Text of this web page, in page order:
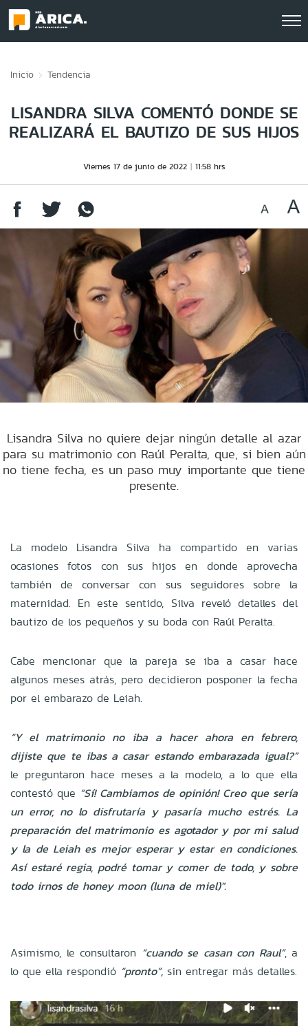
Inicio Tendencia
LISANDRA SILVA COMENTÓ DONDE SE
REALIZARÁ EL BAUTIZO DE SUS HIJOS
Viernes 17 de junio de 2022 11:58 hrs
Lisandra Silva no quiere dejar ningún detalle al azar
para su matrimonio con Raúl Peralta, que, si bien aún
no tiene fecha, es un paso muy importante que tiene
presente.
La modelo Lisandra Silva ha compartido en varias
ocasiones fotos con sus hijos en donde aprovecha
también de conversar con sus seguidores sobre la
maternidad. En este sentido, Silva reveló detalles del
bautizo de los pequeños y su boda con Raúl Peralta.
Cabe mencionar que la pareja se iba a casar hace
algunos meses atrás, pero decidieron posponer la fecha
por el embarazo de Leiah.
“Y el matrimonio no iba a hacer ahora en febrero,
dijiste que te ibas a casar estando embarazada igual?”
le preguntaron hace meses a la modelo, a lo que ella
contestó que “Sí! Cambiamos de opinión! Creo que sería
un error, no lo disfrutaría y pasaría mucho estrés. La
preparación del matrimonio es agotador y por mi salud
y la de Leiah es mejor esperar y estar en condiciones.
Así estaré regia, podré tomar y comer de todo, y sobre
todo irnos de honey moon (luna de miel)".
Asimismo, le consultaron “cuando se casan con Raul”, a
lo que ella respondió “pronto”, sin entregar más detalles.